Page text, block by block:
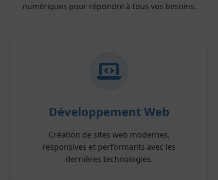
numériques pour répondre à tous vos besoins.
Développement Web
Création de sites web modernes,
responsives et performants avec les
dernières technologies.